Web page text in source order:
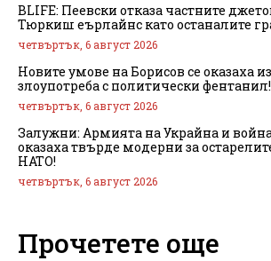
BLIFE: Пеевски отказа частните
Тюркиш еърлайнс като останалите
четвъртък, 6 август 2026
Новите умове на Борисов се оказаха
злоупотреба с политически фентанил!
четвъртък, 6 август 2026
Залужни: Армията на Украйна и
оказаха твърде модерни за
НАТО!
четвъртък, 6 август 2026
Прочетете още